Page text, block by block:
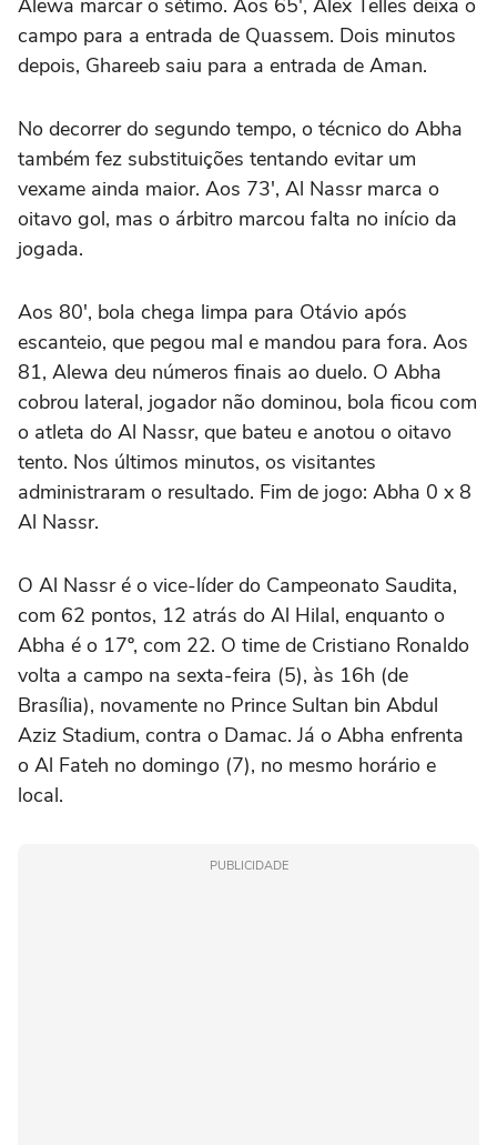
Alewa marcar o sétimo. Aos 65', Alex Telles deixa o
campo para a entrada de Quassem. Dois minutos
depois, Ghareeb saiu para a entrada de Aman.
No decorrer do segundo tempo, o técnico do Abha
também fez substituições tentando evitar um
vexame ainda maior. Aos 73', Al Nassr marca o
oitavo gol, mas o árbitro marcou falta no início da
jogada.
Aos 80', bola chega limpa para Otávio após
escanteio, que pegou mal e mandou para fora. Aos
81, Alewa deu números finais ao duelo. O Abha
cobrou lateral, jogador não dominou, bola ficou com
o atleta do Al Nassr, que bateu e anotou o oitavo
tento. Nos últimos minutos, os visitantes
administraram o resultado. Fim de jogo: Abha 0 x 8
Al Nassr.
O Al Nassr é o vice-líder do Campeonato Saudita,
com 62 pontos, 12 atrás do Al Hilal, enquanto o
Abha é o 17º, com 22. O time de Cristiano Ronaldo
volta a campo na sexta-feira (5), às 16h (de
Brasília), novamente no Prince Sultan bin Abdul
Aziz Stadium, contra o Damac. Já o Abha enfrenta
o Al Fateh no domingo (7), no mesmo horário e
local.
PUBLICIDADE